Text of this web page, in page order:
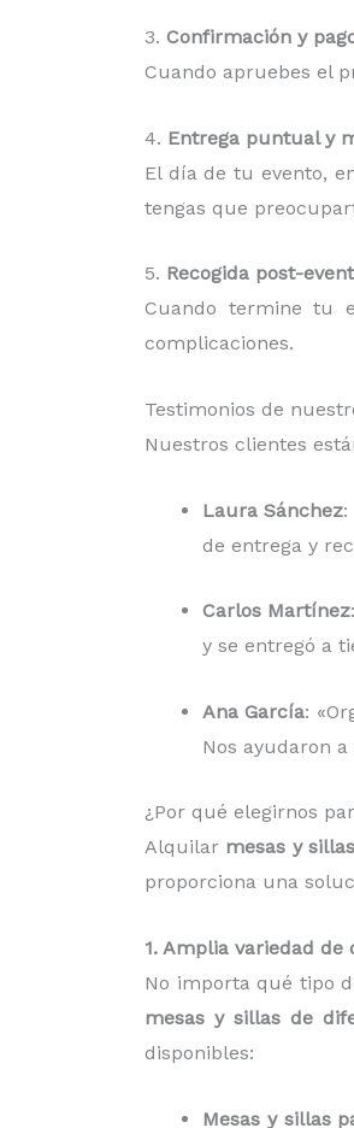
3. Confirmación y
Cuando apruebes el
4. Entrega puntual y
El día de tu evento,
tengas que
5. Recogida post-
Cuando termine tu
complicaciones.
Testimonios de
Nuestros clientes
Laura Sánchez:
de entrega y
Carlos Martínez
y se entregó a
Ana García:
Nos ayudaron
¿Por qué elegirnos
Alquilar mesas y
proporciona una
1. Amplia variedad de
No importa qué tipo
mesas y sillas de
disponibles:
Mesas y sillas